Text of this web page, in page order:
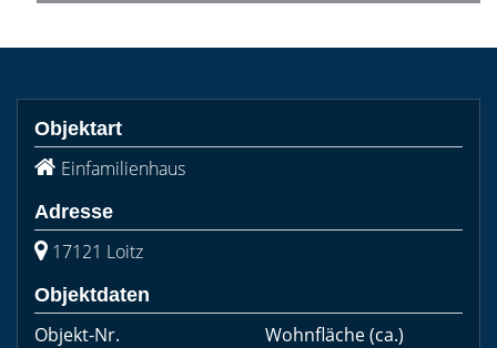
Objektart
Einfamilienhaus
Adresse
17121 Loitz
Objektdaten
Objekt-Nr.
Wohnfläche(ca.)